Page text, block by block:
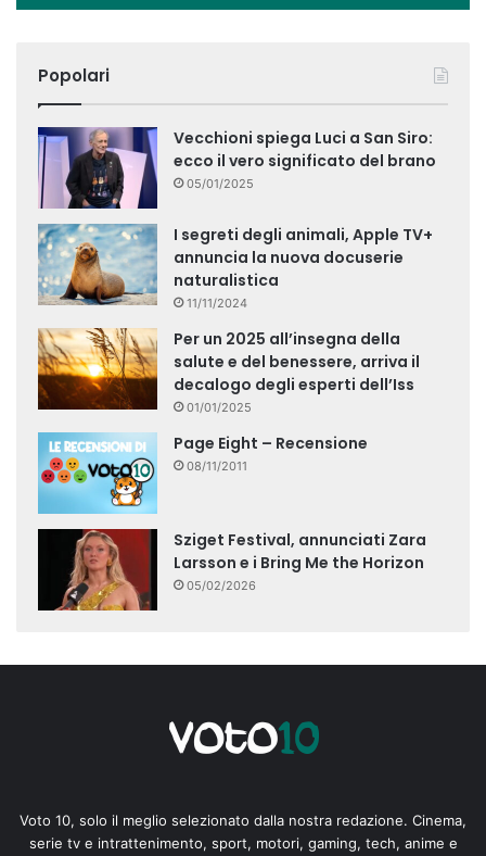
Popolari
Vecchioni spiega Luci a San Siro:
ecco il vero significato del brano
05/01/2025
I segreti degli animali, Apple TV+
annuncia la nuova docuserie
naturalistica
11/11/2024
Per un 2025 all’insegna della
salute e del benessere, arriva il
decalogo degli esperti dell’Iss
01/01/2025
Page Eight – Recensione
08/11/2011
Sziget Festival, annunciati Zara
Larsson e i Bring Me the Horizon
05/02/2026
Voto 10, solo il meglio selezionato dalla nostra redazione. Cinema,
serie tv e intrattenimento, sport, motori, gaming, tech, anime e